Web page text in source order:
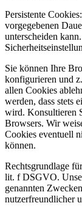
Persistente
vorgegebenen
unterscheiden
Sie können Ihre
konfigurieren und
allen Cookies
werden, dass stets
wird. Konsultieren
Browsers. Wir
Cookies eventuell
können.
Rechtsgrundlage
lit. f DSGVO.
genannten
nutzerfreundlicher